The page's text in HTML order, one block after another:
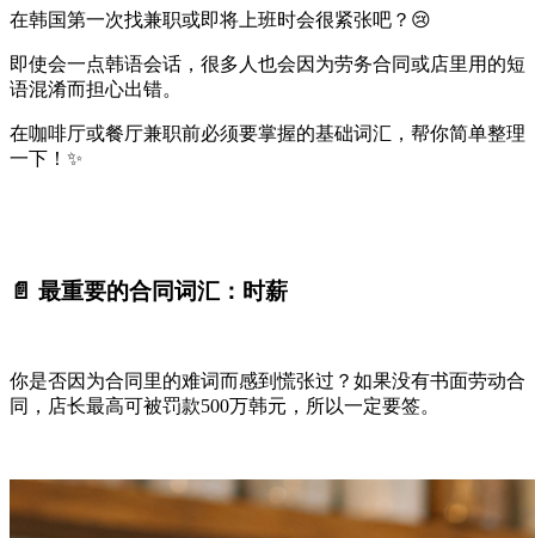
在韩国第一次找兼职或即将上班时会很紧张吧？😢
即使会一点韩语会话，很多人也会因为劳务合同或店里用的短
语混淆而担心出错。
在咖啡厅或餐厅兼职前必须要掌握的基础词汇，帮你简单整理
一下！✨
📄 最重要的合同词汇：时薪
你是否因为合同里的难词而感到慌张过？如果没有书面劳动合
同，店长最高可被罚款500万韩元，所以一定要签。